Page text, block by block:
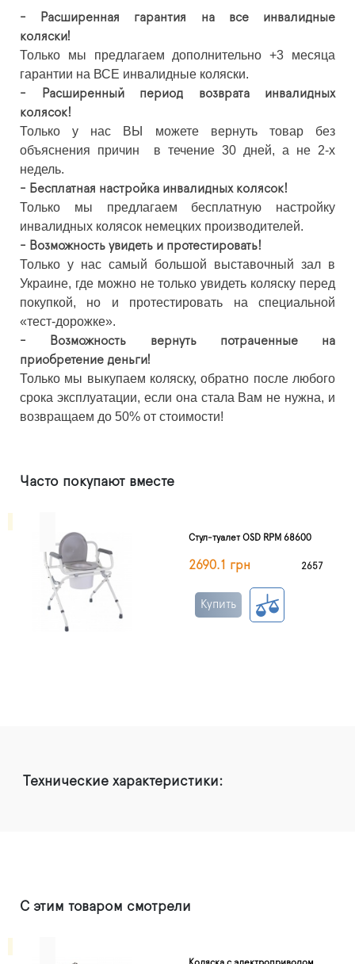
- Расширенная гарантия на все инвалидные
коляски!
Только мы предлагаем дополнительно +3 месяца
гарантии на ВСЕ инвалидные коляски.
- Расширенный период возврата инвалидных
колясок!
Только у нас ВЫ можете вернуть товар без
объяснения причин в течение 30 дней, а не 2-х
недель.
- Бесплатная настройка инвалидных колясок!
Только мы предлагаем бесплатную настройку
инвалидных колясок немецких производителей.
- Возможность увидеть и протестировать!
Только у нас самый большой выставочный зал в
Украине, где можно не только увидеть коляску перед
покупкой, но и протестировать на специальной
«тест-дорожке».
- Возможность вернуть потраченные на
приобретение деньги!
Только мы выкупаем коляску, обратно после любого
срока эксплуатации, если она стала Вам не нужна, и
возвращаем до 50% от стоимости!
Часто покупают вместе
Стул-туалет OSD RPM 68600
2690.1 грн 2657
Купить
Технические характеристики:
С этим товаром смотрели